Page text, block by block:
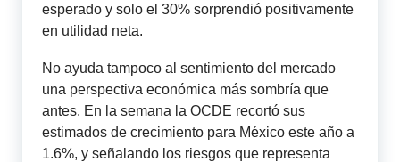
esperado y solo el 30% sorprendió positivamente
en utilidad neta.
No ayuda tampoco al sentimiento del mercado
una perspectiva económica más sombría que
antes. En la semana la OCDE recortó sus
estimados de crecimiento para México este año a
1.6%, y señalando los riesgos que representa